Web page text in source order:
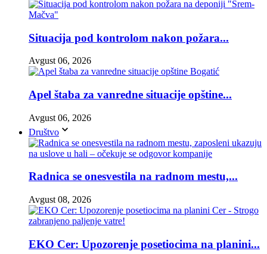
Situacija pod kontrolom nakon požara...
Avgust 06, 2026
Apel štaba za vanredne situacije opštine...
Avgust 06, 2026
Društvo
Radnica se onesvestila na radnom mestu,...
Avgust 08, 2026
EKO Cer: Upozorenje posetiocima na planini...